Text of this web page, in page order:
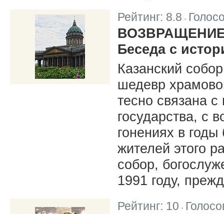
Рейтинг: 8.8
Беседа с
Казанский
шедевр
тесно связана с
государства, с
гонениях в
жителей этого
собор,
1991 году,
Рейтинг: 10